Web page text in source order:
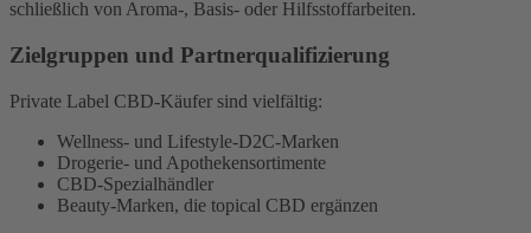
schließlich von Aroma-, Basis- oder Hilfsstoffarbeiten.
Zielgruppen und Partnerqualifizierung
Private Label CBD-Käufer sind vielfältig:
Wellness- und Lifestyle-D2C-Marken
Drogerie- und Apothekensortimente
CBD-Spezialhändler
Beauty-Marken, die topical CBD ergänzen